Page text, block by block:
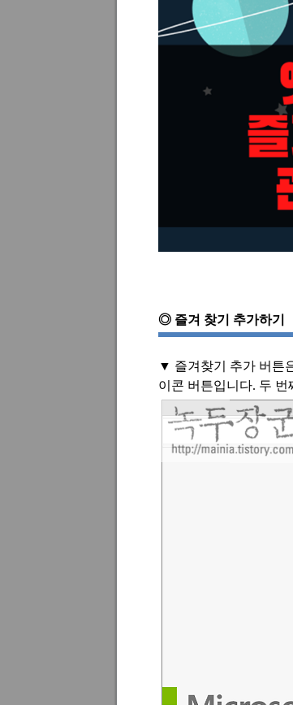
◎ 즐겨 찾기 추가하기
▼ 즐겨찾기 추가 버튼
이콘 버튼입니다. 두 번